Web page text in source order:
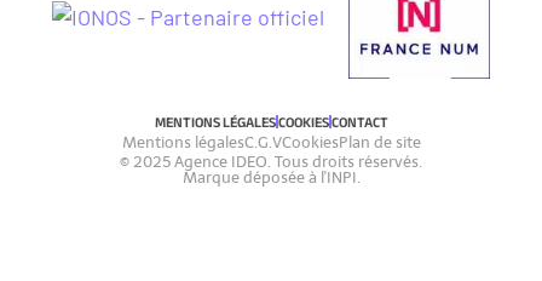
MENTIONS LÉGALESCOOKIESCONTACT
Mentions légalesC.G.VCookiesPlan de site
© 2025 Agence IDEO. Tous droits réservés.
Marque déposée à l'INPI.